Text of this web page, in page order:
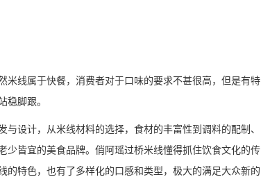
线属于快餐，消费者对于口味的要求不甚很高，但是有特
稳脚跟。
设计，从米线材料的选择，食材的丰富性到调料的配制、
皆宜的美食品牌。俏阿瑶过桥米线懂得抓住饮食文化的传
特色，也有了多样化的口感和类型，极大的满足大众新的